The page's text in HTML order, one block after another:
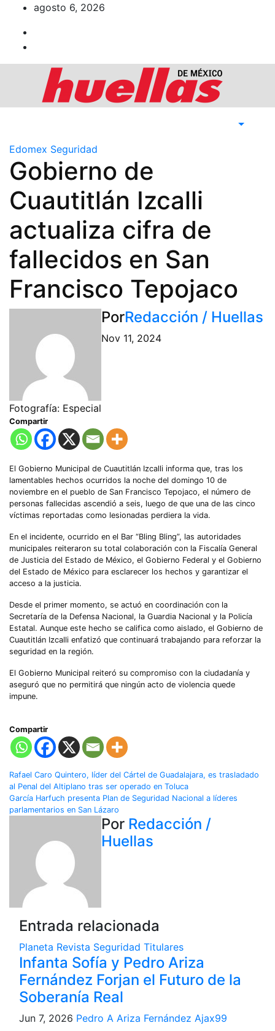
contenido
agosto 6, 2026
Edomex Seguridad
Gobierno de
Cuautitlán Izcalli
actualiza cifra de
fallecidos en San
Francisco Tepojaco
PorRedacción / Huellas
Nov 11, 2024
Fotografía: Especial
Compartir
El Gobierno Municipal de Cuautitlán Izcalli informa que, tras los
lamentables hechos ocurridos la noche del domingo 10 de
noviembre en el pueblo de San Francisco Tepojaco, el número de
personas fallecidas ascendió a seis, luego de que una de las cinco
víctimas reportadas como lesionadas perdiera la vida.
En el incidente, ocurrido en el Bar “Bling Bling”, las autoridades
municipales reiteraron su total colaboración con la Fiscalía General
de Justicia del Estado de México, el Gobierno Federal y el Gobierno
del Estado de México para esclarecer los hechos y garantizar el
acceso a la justicia.
Desde el primer momento, se actuó en coordinación con la
Secretaría de la Defensa Nacional, la Guardia Nacional y la Policía
Estatal. Aunque este hecho se califica como aislado, el Gobierno de
Cuautitlán Izcalli enfatizó que continuará trabajando para reforzar la
seguridad en la región.
El Gobierno Municipal reiteró su compromiso con la ciudadanía y
aseguró que no permitirá que ningún acto de violencia quede
impune.
Compartir
Navegación
de
Rafael Caro Quintero, líder del Cártel de Guadalajara, es trasladado
al Penal del Altiplano tras ser operado en Toluca
García Harfuch presenta Plan de Seguridad Nacional a líderes
parlamentarios en San Lázaro
Por Redacción /
Huellas
Entrada relacionada
Planeta Revista Seguridad Titulares
Infanta Sofía y Pedro Ariza
Fernández Forjan el Futuro de la
Soberanía Real
Jun 7, 2026 Pedro A Ariza Fernández Ajax99